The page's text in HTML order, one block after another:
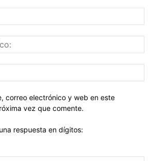
correo electrónico y web en este
vez que comente.
respuesta en dígitos: